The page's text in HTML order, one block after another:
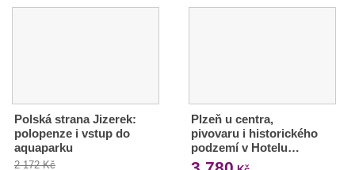
Polská strana Jizerek:
polopenze i vstup do
aquaparku
2 172 Kč
Plzeň u centra,
pivovaru i historického
podzemí v Hotelu…